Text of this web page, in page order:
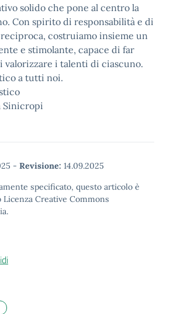
solido che pone al centro la
Con spirito di responsabilità e di
costruiamo insieme un
e stimolante, capace di far
i talenti di ciascuno.
a tutti noi.
Sinicropi
- Revisione: 14.09.2025
specificato, questo articolo è
Creative Commons